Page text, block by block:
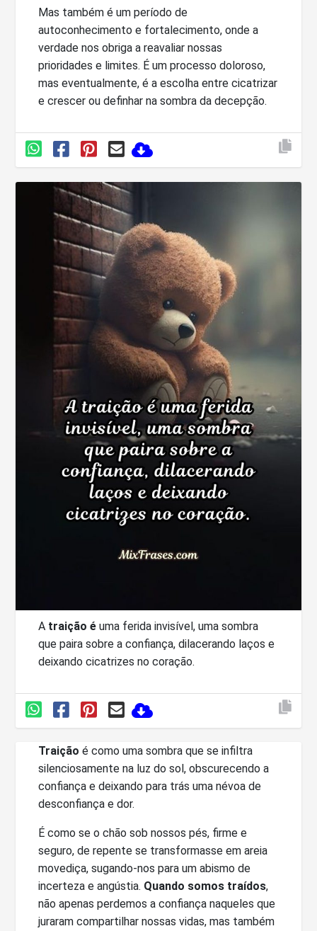
Mas também é um período de
autoconhecimento e fortalecimento, onde a
verdade nos obriga a reavaliar nossas
prioridades e limites. É um processo doloroso,
mas eventualmente, é a escolha entre cicatrizar
e crescer ou definhar na sombra da decepção.
A traição é uma ferida invisível, uma sombra
que paira sobre a confiança, dilacerando laços e
deixando cicatrizes no coração.
Traição é como uma sombra que se infiltra
silenciosamente na luz do sol, obscurecendo a
confiança e deixando para trás uma névoa de
desconfiança e dor.
É como se o chão sob nossos pés, firme e
seguro, de repente se transformasse em areia
movediça, sugando-nos para um abismo de
incerteza e angústia. Quando somos traídos,
não apenas perdemos a confiança naqueles que
juraram compartilhar nossas vidas, mas também